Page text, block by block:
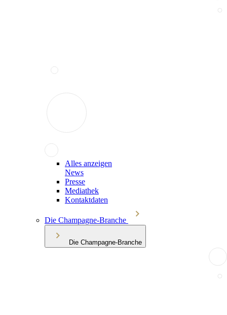
Alles anzeigen
News
Presse
Mediathek
Kontaktdaten
Die Champagne-Branche
Die Champagne-Branche